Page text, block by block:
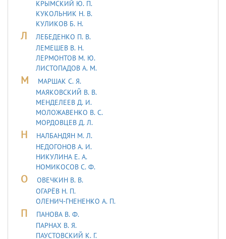
КРЫМСКИЙ Ю. П.
КУКОЛЬНИК H. В.
КУЛИКОВ Б. Н.
Л
ЛЕБЕДЕHКО П. В.
ЛЕМЕШЕВ В. Н.
ЛЕРМОHТОВ М. Ю.
ЛИСТОПАДОВ А. М.
М
МАРШАК С. Я.
МАЯКОВСКИЙ В. В.
МЕНДЕЛЕЕВ Д. И.
МОЛОЖАВEHКО В. С.
МОРДОВЦЕВ Д. Л.
Н
НАЛБАНДЯН М. Л.
НЕДОГОНОВ А. И.
НИКУЛИНА Е. А.
НОМИКОСОВ С. Ф.
О
ОВЕЧКИН В. В.
ОГАРЁВ Н. П.
ОЛЕНИЧ-ГНЕНЕНКО А. П.
П
ПАНОВА В. Ф.
ПАРНАХ В. Я.
ПАУСТОВСКИЙ К. Г.